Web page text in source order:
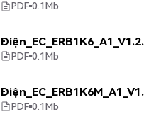
PDF 0.1Mb
PDF 0.1Mb
PDF 0.1Mb